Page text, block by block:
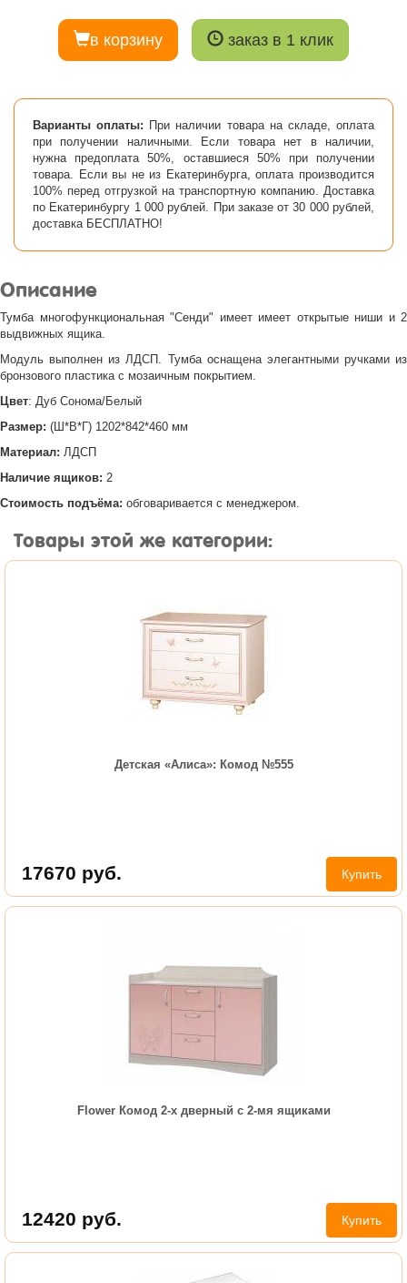
в корзину заказ в 1 клик
Варианты оплаты: При наличии товара на складе, оплата
при получении наличными. Если товара нет в наличии,
нужна предоплата 50%, оставшиеся 50% при получении
товара. Если вы не из Екатеринбурга, оплата производится
100% перед отгрузкой на транспортную компанию. Доставка
по Екатеринбургу 1 000 рублей. При заказе от 30 000 рублей,
доставка БЕСПЛАТНО!
Описание
Тумба многофункциональная "Сенди" имеет имеет открытые ниши и 2
выдвижных ящика.
Модуль выполнен из ЛДСП. Тумба оснащена элегантными ручками из
бронзового пластика с мозаичным покрытием.
Цвет: Дуб Сонома/Белый
Размер: (Ш*В*Г) 1202*842*460 мм
Материал: ЛДСП
Наличие ящиков: 2
Стоимость подъёма: обговаривается с менеджером.
Товары этой же категории:
Детская «Алиса»: Комод №555
17670 руб. Купить
Flower Комод 2-х дверный с 2-мя ящиками
12420 руб. Купить